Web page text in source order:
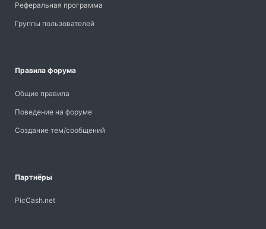
Реферальная программа
Группы пользователей
Правила форума
Общие правила
Поведение на форуме
Создание тем/сообщений
Партнёры
PicCash.net